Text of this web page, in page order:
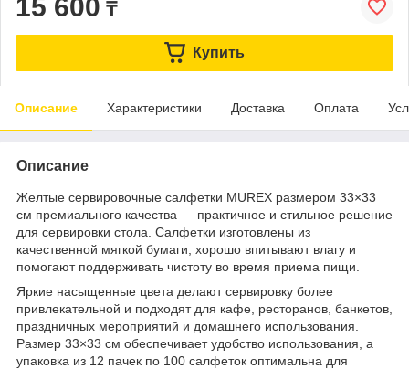
15 600 ₸
Купить
Описание Характеристики Доставка Оплата
Описание
Желтые сервировочные салфетки MUREX размером 33×33
см премиального качества — практичное и стильное решение
для сервировки стола. Салфетки изготовлены из
качественной мягкой бумаги, хорошо впитывают влагу и
помогают поддерживать чистоту во время приема пищи.
Яркие насыщенные цвета делают сервировку более
привлекательной и подходят для кафе, ресторанов, банкетов,
праздничных мероприятий и домашнего использования.
Размер 33×33 см обеспечивает удобство использования, а
упаковка из 12 пачек по 100 салфеток оптимальна для